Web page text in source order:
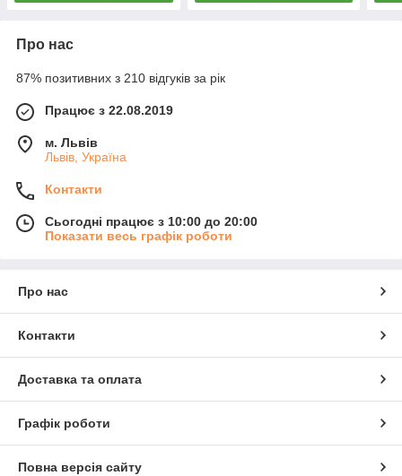
Про нас
87% позитивних з 210 відгуків за рік
Працює з 22.08.2019
м. Львів
Львів, Україна
Контакти
Сьогодні працює з 10:00 до 20:00
Показати весь графік роботи
Про нас
Контакти
Доставка та оплата
Графік роботи
Повна версія сайту